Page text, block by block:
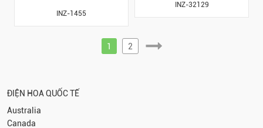
INZ-1455
INZ-32129
1 2
ĐIỆN HOA QUỐC TẾ
Australia
Canada